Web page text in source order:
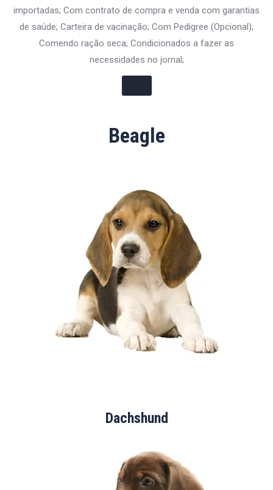
importadas; Com contrato de compra e venda com garantias
de saúde; Carteira de vacinação; Com Pedigree (Opcional);
Comendo ração seca; Condicionados a fazer as
necessidades no jornal;
Beagle
Dachshund